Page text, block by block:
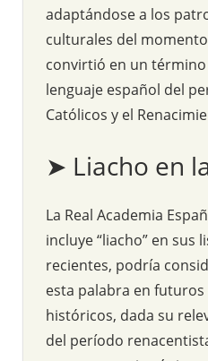
adaptándose a los
culturales del
convirtió en un
lenguaje español del
Católicos y el
➤ Liacho en
La Real Academia
incluye “liacho” en sus
recientes, podría
esta palabra en
históricos, dada su
del período